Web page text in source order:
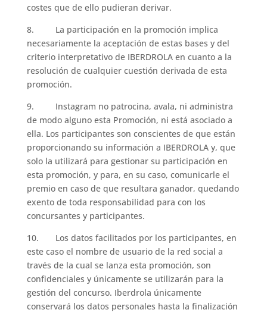
costes que de ello pudieran derivar.
8. La participación en la promoción implica
necesariamente la aceptación de estas bases y del
criterio interpretativo de IBERDROLA en cuanto a la
resolución de cualquier cuestión derivada de esta
promoción.
9. Instagram no patrocina, avala, ni administra
de modo alguno esta Promoción, ni está asociado a
ella. Los participantes son conscientes de que están
proporcionando su información a IBERDROLA y, que
solo la utilizará para gestionar su participación en
esta promoción, y para, en su caso, comunicarle el
premio en caso de que resultara ganador, quedando
exento de toda responsabilidad para con los
concursantes y participantes.
10. Los datos facilitados por los participantes, en
este caso el nombre de usuario de la red social a
través de la cual se lanza esta promoción, son
confidenciales y únicamente se utilizarán para la
gestión del concurso. Iberdrola únicamente
conservará los datos personales hasta la finalización